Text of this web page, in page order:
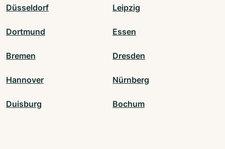
Düsseldorf Leipzig
Dortmund Essen
Bremen Dresden
Hannover Nürnberg
Duisburg Bochum